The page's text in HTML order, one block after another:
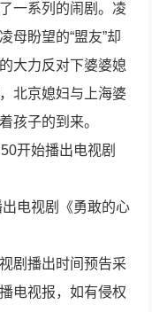
一系列的闹剧。凌
母盼望的“盟友”却
大力反对下婆婆媳
北京媳妇与上海婆
孩子的到来。
开始播出电视剧
电视剧《勇敢的心
剧播出时间预告采
电视报，如有侵权